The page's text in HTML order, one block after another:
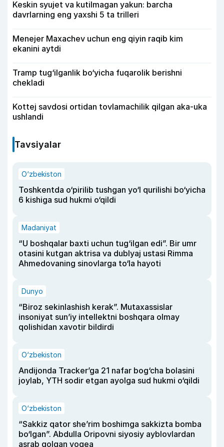
Keskin syujet va kutilmagan yakun: barcha
davrlarning eng yaxshi 5 ta trilleri
Menejer Maxachev uchun eng qiyin raqib kim
ekanini aytdi
Tramp tug‘ilganlik bo‘yicha fuqarolik berishni
chekladi
Kottej savdosi ortidan tovlamachilik qilgan aka-uka
ushlandi
Tavsiyalar
O‘zbekiston
Toshkentda o‘pirilib tushgan yo‘l qurilishi bo‘yicha
6 kishiga sud hukmi o‘qildi
Madaniyat
“U boshqalar baxti uchun tug‘ilgan edi”. Bir umr
otasini kutgan aktrisa va dublyaj ustasi Rimma
Ahmedovaning sinovlarga to‘la hayoti
Dunyo
“Biroz sekinlashish kerak”. Mutaxassislar
insoniyat sun’iy intellektni boshqara olmay
qolishidan xavotir bildirdi
O‘zbekiston
Andijonda Tracker’ga 21 nafar bog‘cha bolasini
joylab, YTH sodir etgan ayolga sud hukmi o‘qildi
O‘zbekiston
“Sakkiz qator she’rim boshimga sakkizta bomba
bo‘lgan”. Abdulla Oripovni siyosiy ayblovlardan
asrab qolgan voqea